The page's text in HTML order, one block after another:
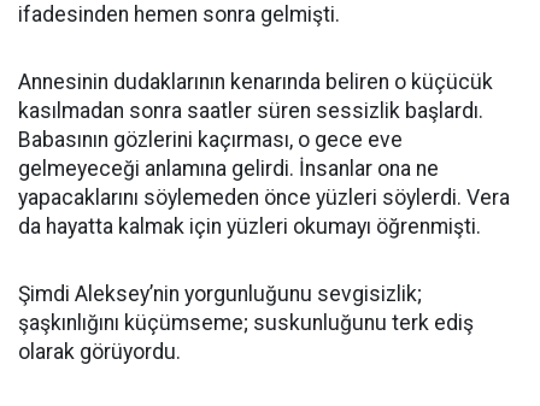
ifadesinden hemen sonra gelmişti.
Annesinin dudaklarının kenarında beliren o küçücük
kasılmadan sonra saatler süren sessizlik başlardı.
Babasının gözlerini kaçırması, o gece eve
gelmeyeceği anlamına gelirdi. İnsanlar ona ne
yapacaklarını söylemeden önce yüzleri söylerdi. Vera
da hayatta kalmak için yüzleri okumayı öğrenmişti.
Şimdi Aleksey’nin yorgunluğunu sevgisizlik;
şaşkınlığını küçümseme; suskunluğunu terk ediş
olarak görüyordu.